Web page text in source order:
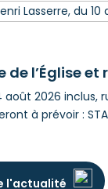
l’Église et
2026 inclus,
à prévoir :
l'actualité